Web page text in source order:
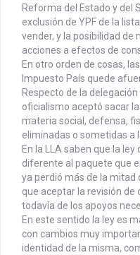
Reforma del Estado y del
exclusión de YPF de la
vender, y la posibilidad de
acciones a efectos de
En otro orden de cosas,
Impuesto País quede
Respecto de la
oficialismo aceptó sacar
materia social, defensa,
eliminadas o sometidas a
En la LLA saben que la
diferente al paquete que
ya perdió más de la mitad
que aceptar la revisión
todavía de los apoyos
En este sentido la ley es
con cambios muy
identidad de la misma,